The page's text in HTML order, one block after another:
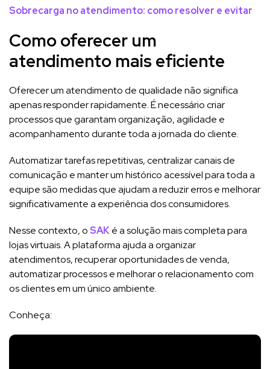
Sobrecarga no atendimento: como resolver e evitar
Como oferecer um
atendimento mais eficiente
Oferecer um atendimento de qualidade não significa
apenas responder rapidamente. É necessário criar
processos que garantam organização, agilidade e
acompanhamento durante toda a jornada do cliente.
Automatizar tarefas repetitivas, centralizar canais de
comunicação e manter um histórico acessível para toda a
equipe são medidas que ajudam a reduzir erros e melhorar
significativamente a experiência dos consumidores.
Nesse contexto, oSAKé a solução mais completa para
lojas virtuais. A plataforma ajuda a organizar
atendimentos, recuperar oportunidades de venda,
automatizar processos e melhorar o relacionamento com
os clientes em um único ambiente.
Conheça: